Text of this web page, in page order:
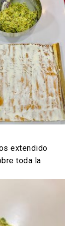
extendido
toda la